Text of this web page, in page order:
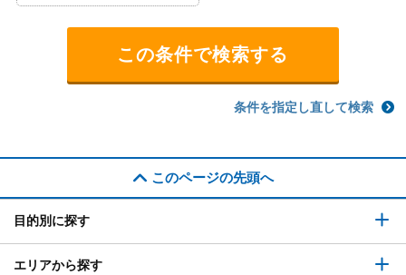
条件を指定し直して検索
このページの先頭へ
目的別に探す
エリアから探す